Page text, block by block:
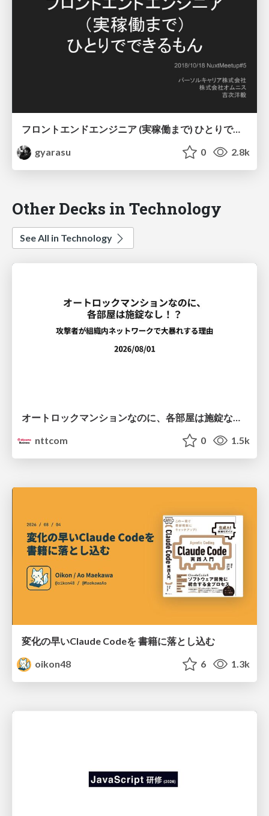
フロントエンドエンジニア (実稼働まで) ひとりでできるもん
gyarasu
0 2.8k
Other Decks in Technology
See All in Technology
nttcom
0 1.5k
変化の早いClaude Codeを 書籍に落とし込む
oikon48
6 1.3k